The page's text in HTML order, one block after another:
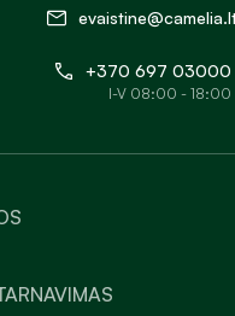
+370 697 03000
I-V 08:00 - 18:00